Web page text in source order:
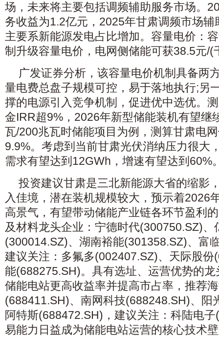
场，未来将主要包括调频辅助服务市场。
务收益为1.2亿元，2025年甘肃调频市场
主要系新能源发电占比增加。容量电价：
制升级容量电价，电网侧储能可获38.5元/(
广发证券分析，该容量电价机制具备两
量电费总盘子规模可控，易于落地执行;另
撑的电源引入竞争机制，促进优中选优。
金IRR超9%，2026年新型储能装机有望继
瓦/200兆瓦时储能项目为例，测算甘肃电
9.9%。考虑到当前甘肃光伏消纳压力很大
需求有望达到12GWh，增速有望达到60%
投资建议甘肃是三北新能源大省的缩影
入佳境，潜在装机规模较大，预示着2026
高景气，有望带动储能产业链各环节盈利
及材料龙头企业：宁德时代(300750.SZ)、
(300014.SZ)、湖南裕能(301358.SZ)、富
建议关注：多氟多(002407.SZ)、天际股
能(688275.SH)。具有选址、运营优势的
储能电站更高收益率并提高市占率，推荐
(688411.SH)、南网科技(688248.SH)、阳
阿特斯(688472.SH)，建议关注：科陆电
易能力日益成为储能电站运营的核心技术